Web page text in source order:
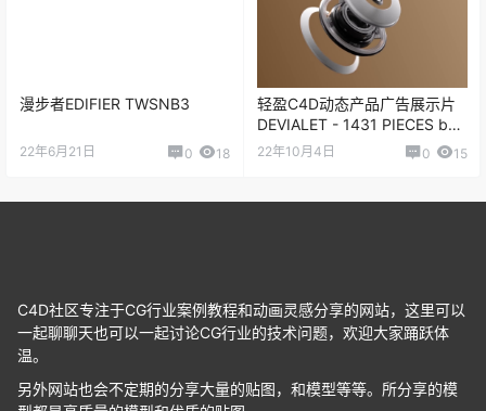
漫步者EDIFIER TWSNB3
22年6月21日 0 18
轻盈C4D动态产品广告展示片
DEVIALET - 1431 PIECES by
Melvin LR
22年10月4日 0 15
C4D社区专注于CG行业案例教程和动画灵感分享的网站，这里可以
一起聊聊天也可以一起讨论CG行业的技术问题，欢迎大家踊跃体
温。
另外网站也会不定期的分享大量的贴图，和模型等等。所分享的模